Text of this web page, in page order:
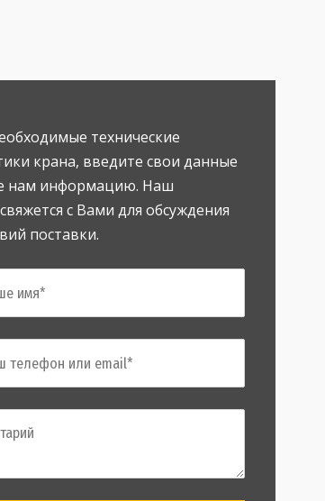
технические
крана, введите свои данные
нам информацию. Наш
с Вами для обсуждения
поставки.